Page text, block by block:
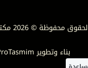
© 2026 مكتبة دار الفوائد
بناء وتطويرProTasmim